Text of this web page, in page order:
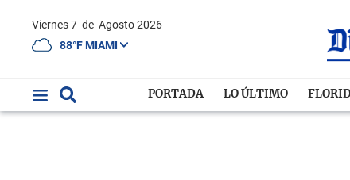
Viernes 7 de Agosto 2026
88°F MIAMI
PORTADA LO ÚLTIMO